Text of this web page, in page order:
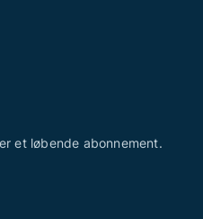
et løbende abonnement.